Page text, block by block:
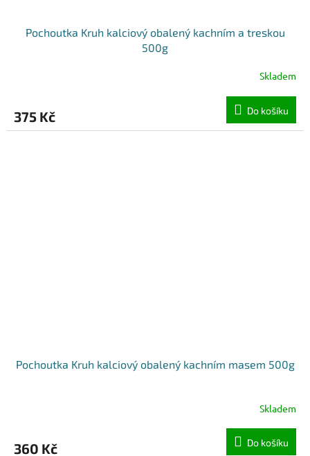
Pochoutka Kruh kalciový obalený kachním a treskou
500g
Skladem
375 Kč Do košíku
Pochoutka Kruh kalciový obalený kachním masem 500g
Skladem
360 Kč Do košíku